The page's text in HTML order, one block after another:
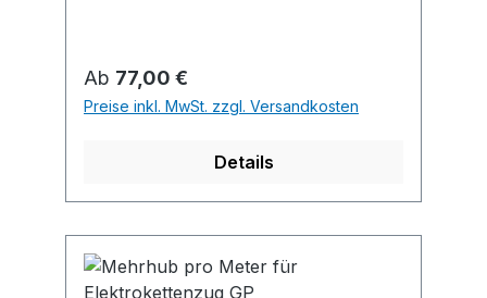
Regulärer Preis:
Ab 77,00 €
Preise inkl. MwSt. zzgl. Versandkosten
Details